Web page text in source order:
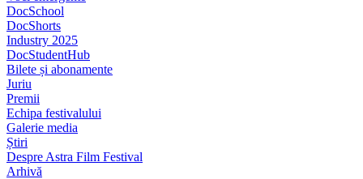
DocSchool
DocShorts
Industry 2025
DocStudentHub
Bilete și abonamente
Juriu
Premii
Echipa festivalului
Galerie media
Știri
Despre Astra Film Festival
Arhivă